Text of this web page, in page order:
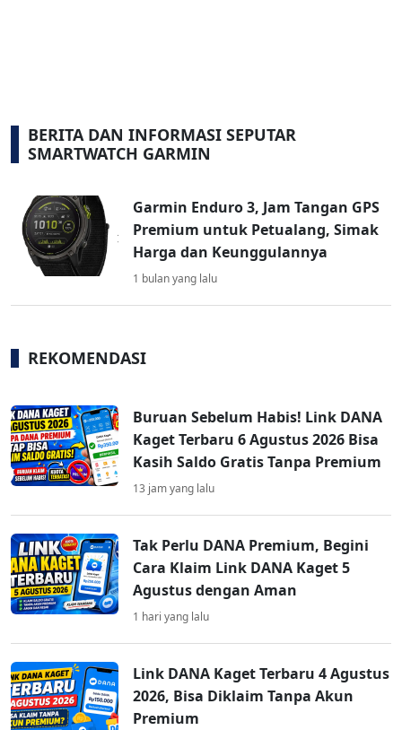
BERITA DAN INFORMASI SEPUTAR
SMARTWATCH GARMIN
Garmin Enduro 3, Jam Tangan GPS
Premium untuk Petualang, Simak
Harga dan Keunggulannya
1 bulan yang lalu
REKOMENDASI
Buruan Sebelum Habis! Link DANA
Kaget Terbaru 6 Agustus 2026 Bisa
Kasih Saldo Gratis Tanpa Premium
13 jam yang lalu
Tak Perlu DANA Premium, Begini
Cara Klaim Link DANA Kaget 5
Agustus dengan Aman
1 hari yang lalu
Link DANA Kaget Terbaru 4 Agustus
2026, Bisa Diklaim Tanpa Akun
Premium